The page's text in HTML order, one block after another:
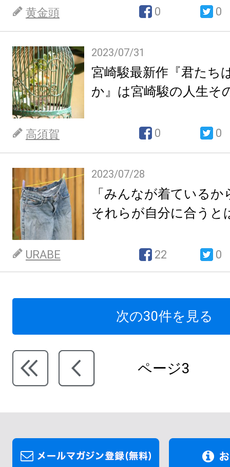
黄金頭 0 0
2023/07/31
宮崎駿最新作『君たち
か』は宮崎駿の人生そ
高須賀 0 0
2023/07/28
「みんなが着ている
それらが自分に合うと
URABE 22 0
次の30件を見る
ページ3